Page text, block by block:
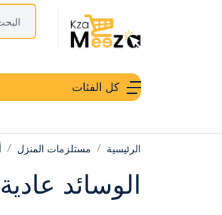
كل الفئات
الرئيسية مستلزمات المنزل
الوسائد عادية